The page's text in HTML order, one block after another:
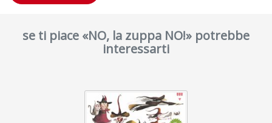
se ti piace «NO, la zuppa NO!» potrebbe
interessarti